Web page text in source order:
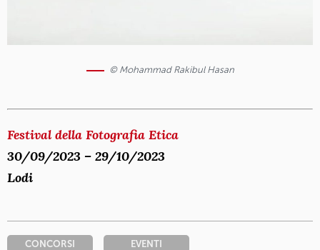
© Mohammad Rakibul Hasan
Festival della Fotografia Etica
30/09/2023 – 29/10/2023
Lodi
CONCORSI EVENTI